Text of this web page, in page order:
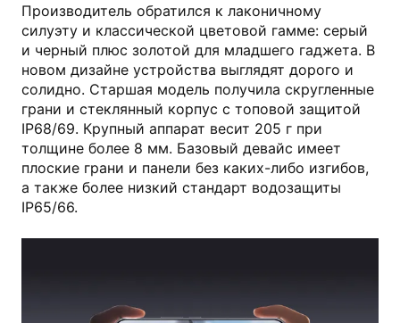
Производитель обратился к лаконичному
силуэту и классической цветовой гамме: серый
и черный плюс золотой для младшего гаджета. В
новом дизайне устройства выглядят дорого и
солидно. Старшая модель получила скругленные
грани и стеклянный корпус с топовой защитой
IP68/69. Крупный аппарат весит 205 г при
толщине более 8 мм. Базовый девайс имеет
плоские грани и панели без каких-либо изгибов,
а также более низкий стандарт водозащиты
IP65/66.